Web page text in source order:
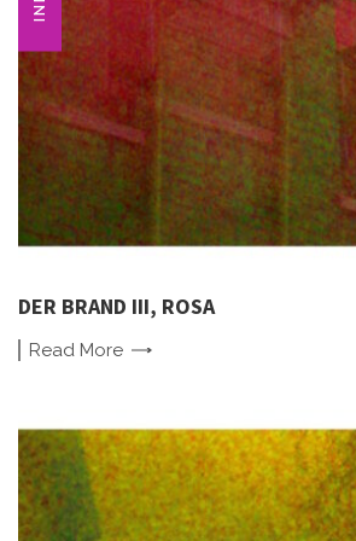
DER BRAND III, ROSA
Read More